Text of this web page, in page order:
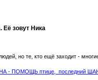
Её зовут Ника
но те, кто ещё заходит -
- ПОМОЩЬ птице, последний